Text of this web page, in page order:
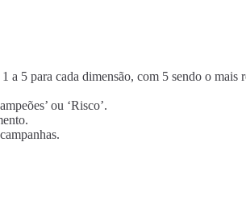
a 5 para cada dimensão, com 5 sendo o mais
ou ‘Risco’.